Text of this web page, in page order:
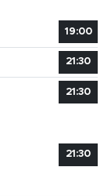
19:00
21:30
21:30
21:30